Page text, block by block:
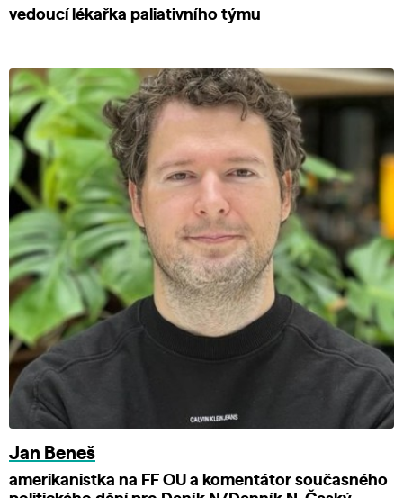
vedoucí lékařka paliativního týmu
Jan Beneš
amerikanistka na FF OU a komentátor současného